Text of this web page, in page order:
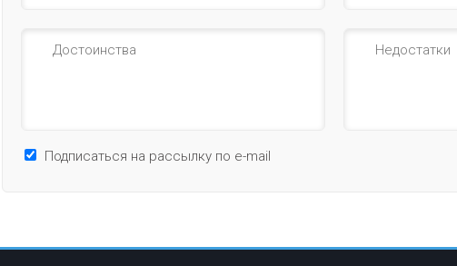
Подписаться на рассылку по e-mail